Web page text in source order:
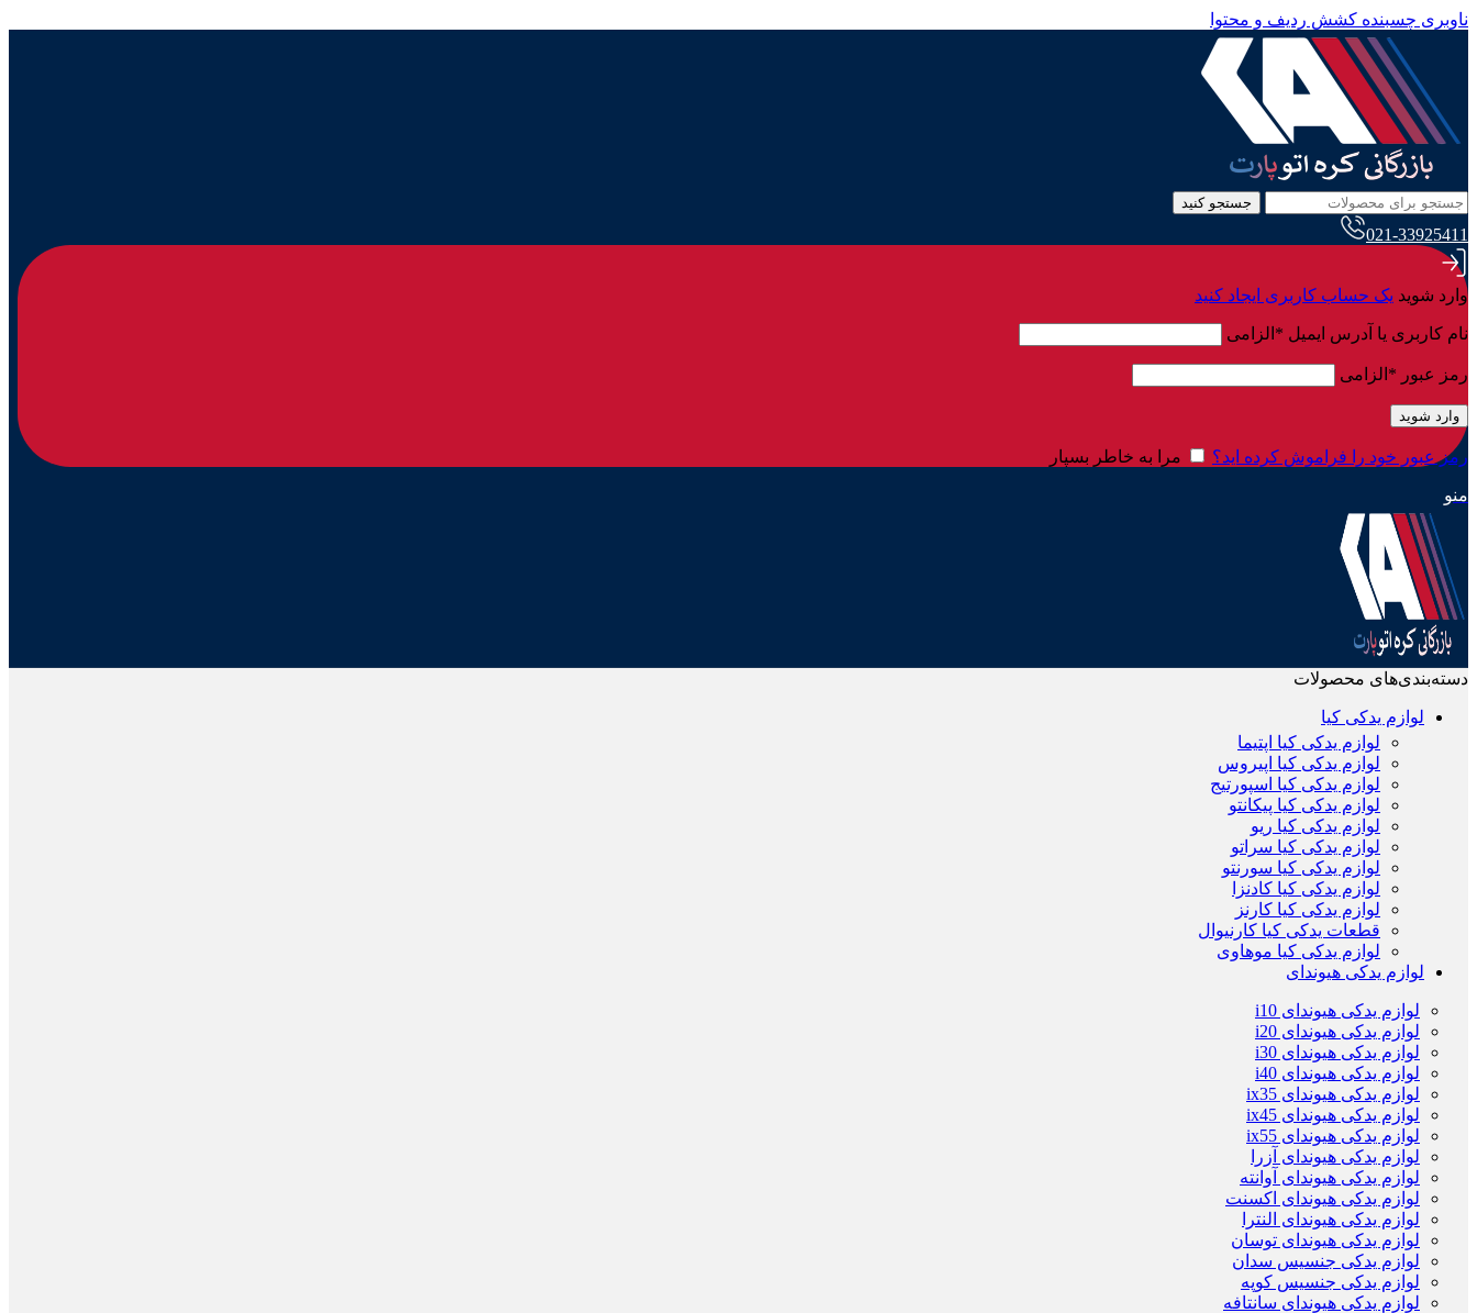
ناوبری چسبنده کشش ردیف و محتوا
جستجو کنید
021-33925411
وارد شوید یک حساب کاربری ایجاد کنید
نام کاربری یا آدرس ایمیل * الزامی
رمز عبور * الزامی
وارد شوید
رمز عبور خود را فراموش کرده اید؟ مرا به خاطر بسپار
منو
دسته‌بندی‌های محصولات
لوازم یدکی کیا
لوازم یدکی کیا اپتیما
لوازم یدکی کیا اپیروس
لوازم یدکی کیا اسپورتیج
لوازم یدکی کیا پیکانتو
لوازم یدکی کیا ریو
لوازم یدکی کیا سراتو
لوازم یدکی کیا سورنتو
لوازم یدکی کیا کادنزا
لوازم یدکی کیا کارنز
قطعات یدکی کیا کارنیوال
لوازم یدکی کیا موهاوی
لوازم یدکی هیوندای
لوازم یدکی هیوندای i10
لوازم یدکی هیوندای i20
لوازم یدکی هیوندای i30
لوازم یدکی هیوندای i40
لوازم یدکی هیوندای ix35
لوازم یدکی هیوندای ix45
لوازم یدکی هیوندای ix55
لوازم یدکی هیوندای آزرا
لوازم یدکی هیوندای آوانته
لوازم یدکی هیوندای اکسنت
لوازم یدکی هیوندای النترا
لوازم یدکی هیوندای توسان
لوازم یدکی جنسیس سدان
لوازم یدکی جنسیس کوپه
لوازم یدکی هیوندای سانتافه